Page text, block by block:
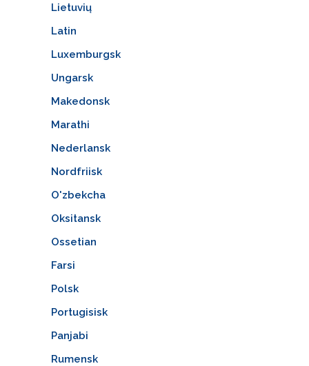
Lietuvių
Latin
Luxemburgsk
Ungarsk
Makedonsk
Marathi
Nederlansk
Nordfriisk
O'zbekcha
Oksitansk
Ossetian
Farsi
Polsk
Portugisisk
Panjabi
Rumensk